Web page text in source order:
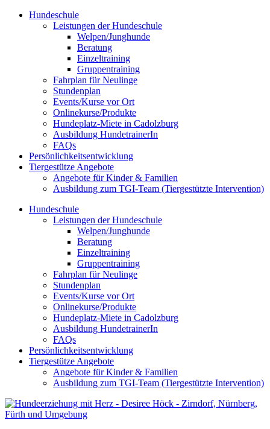
Zum
Hundeschule
Leistungen der Hundeschule
Welpen/Junghunde
Beratung
Einzeltraining
Gruppentraining
Fahrplan für Neulinge
Stundenplan
Events/Kurse vor Ort
Onlinekurse/Produkte
Hundeplatz-Miete in Cadolzburg
Ausbildung HundetrainerIn
FAQs
Persönlichkeitsentwicklung
Tiergestütze Angebote
Angebote für Kinder & Familien
Ausbildung zum TGI-Team (Tiergestützte Intervention)
Hundeschule
Leistungen der Hundeschule
Welpen/Junghunde
Beratung
Einzeltraining
Gruppentraining
Fahrplan für Neulinge
Stundenplan
Events/Kurse vor Ort
Onlinekurse/Produkte
Hundeplatz-Miete in Cadolzburg
Ausbildung HundetrainerIn
FAQs
Persönlichkeitsentwicklung
Tiergestütze Angebote
Angebote für Kinder & Familien
Ausbildung zum TGI-Team (Tiergestützte Intervention)